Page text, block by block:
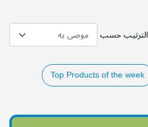
الترتيب حسب
Top Products of the week